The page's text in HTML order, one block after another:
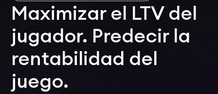
Maximizar el LTV del
jugador. Predecir la
rentabilidad del
juego.